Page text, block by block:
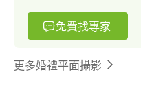
樓 ​(捷運萬隆站1號出口 3分 鐘路程) 高雄市仁武區仁雄路198號3樓
(老K彈簧床樓上) ?【個人部落格專頁】 https://angelsqueen-
http://
https://www.facebook.com/
免費找專家
更多婚禮平面攝影